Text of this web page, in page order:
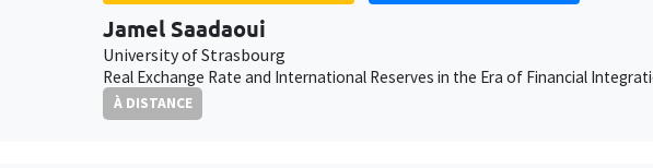
Jamel Saadaoui
University of Strasbourg
Real Exchange Rate and International Reserves in the Era of Financial
À DISTANCE